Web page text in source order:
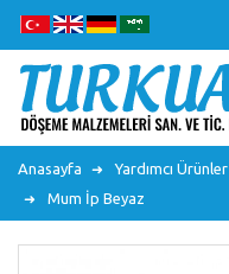
Anasayfa Yardımcı Ürünler
Mum İp Beyaz